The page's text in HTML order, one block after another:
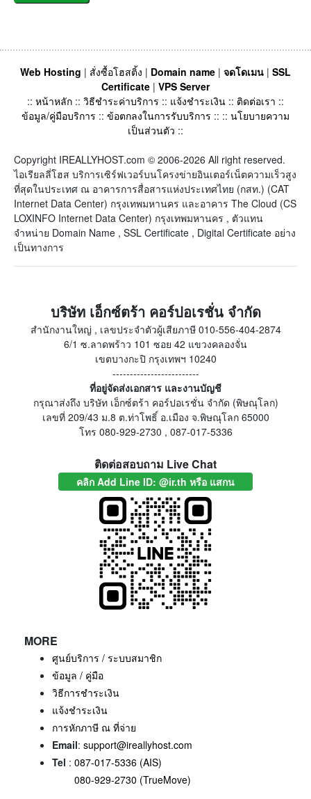
Web Hosting | สั่งซื้อโฮสติ้ง | Domain name | จดโดเมน | SSL
Certificate | VPS Server
:: หน้าหลัก :: วิธีชำระค่าบริการ :: แจ้งชำระเงิน :: ติดต่อเรา ::
ข้อมูล/คู่มือบริการ :: ข้อตกลงในการรับบริการ :: :: นโยบายความ
เป็นส่วนตัว ::
Copyright IREALLYHOST.com © 2006-2026 All right reserved.
ไอเรียลลี่โฮส บริการเซิร์ฟเวอร์บนโครงข่ายอินเตอร์เน็ตความเร็วสูง
ที่สุดในประเทศ ณ อาคารการสื่อสารแห่งประเทศไทย (กสท.) (CAT
Internet Data Center) กรุงเทพมหานคร และอาคาร The Cloud (CS
LOXINFO Internet Data Center) กรุงเทพมหานคร , ตัวแทน
จำหน่าย Domain Name , SSL Certificate , Digital Certificate อย่าง
เป็นทางการ
บริษัท เอ็กซ์ตร้า คอร์ปอเรชั่น จำกัด
สำนักงานใหญ่ , เลขประจำตัวผู้เสียภาษี 010-556-404-2874
6/1 ซ.ลาดพร้าว 101 ซอย 42 แขวงคลองจั่น
เขตบางกะปิ กรุงเทพฯ 10240
-------------------------
ที่อยู่จัดส่งเอกสาร และงานบัญชี
กรุณาส่งถึง บริษัท เอ็กซ์ตร้า คอร์ปอเรชั่น จำกัด (พิษณุโลก)
เลขที่ 209/43 ม.8 ต.ท่าโพธิ์ อ.เมือง จ.พิษณุโลก 65000
โทร 080-929-2730 , 087-017-5336
ติดต่อสอบถาม Live Chat
คลิก Add Line ID: @ir.th หรือ แสกน
MORE
ศูนย์บริการ / ระบบสมาชิก
ข้อมูล / คู่มือ
วิธีการชำระเงิน
แจ้งชำระเงิน
การหักภาษี ณ ที่จ่าย
Email: support@ireallyhost.com
Tel : 087-017-5336 (AIS)
080-929-2730 (TrueMove)